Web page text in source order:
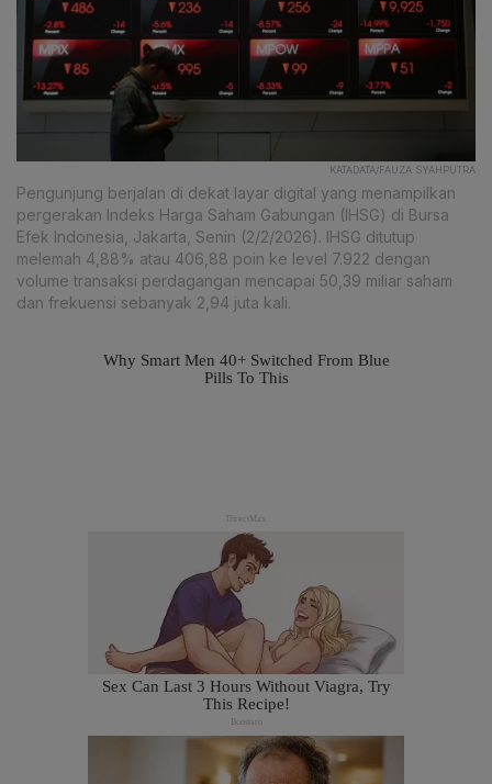
KATADATA/FAUZA SYAHPUTRA
Pengunjung berjalan di dekat layar digital yang menampilkan
pergerakan Indeks Harga Saham Gabungan (IHSG) di Bursa
Efek Indonesia, Jakarta, Senin (2/2/2026). IHSG ditutup
melemah 4,88% atau 406,88 poin ke level 7.922 dengan
volume transaksi perdagangan mencapai 50,39 miliar saham
dan frekuensi sebanyak 2,94 juta kali.